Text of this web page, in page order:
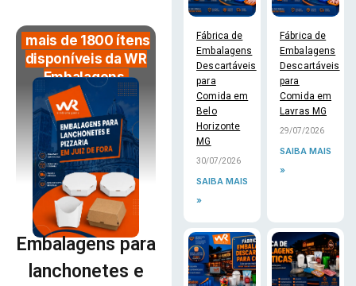
mais de 1800 ítens
disponíveis da WR
Embalagens
Embalagens para
lanchonetes e
Fábrica de
Embalagens
Descartáveis
para
Comida em
Belo
Horizonte
MG
30/07/2026
SAIBA MAIS
»
Fábrica de
Embalagens
Descartáveis
para
Comida em
Lavras MG
29/07/2026
SAIBA MAIS
»